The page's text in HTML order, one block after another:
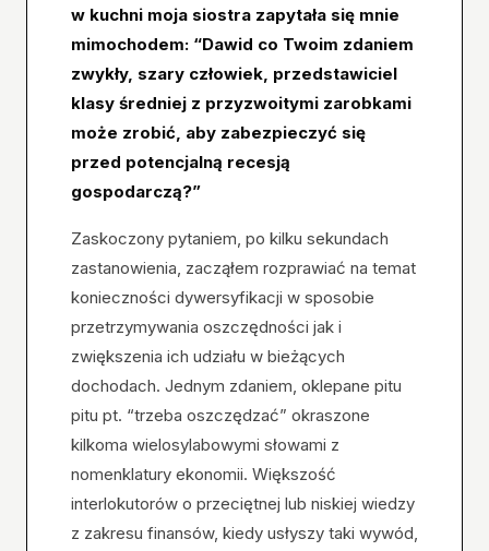
w kuchni moja siostra zapytała się mnie
mimochodem: “Dawid co Twoim zdaniem
zwykły, szary człowiek, przedstawiciel
klasy średniej z przyzwoitymi zarobkami
może zrobić, aby zabezpieczyć się
przed potencjalną recesją
gospodarczą?”
Zaskoczony pytaniem, po kilku sekundach
zastanowienia, zacząłem rozprawiać na temat
konieczności dywersyfikacji w sposobie
przetrzymywania oszczędności jak i
zwiększenia ich udziału w bieżących
dochodach. Jednym zdaniem, oklepane pitu
pitu pt. “trzeba oszczędzać” okraszone
kilkoma wielosylabowymi słowami z
nomenklatury ekonomii. Większość
interlokutorów o przeciętnej lub niskiej wiedzy
z zakresu finansów, kiedy usłyszy taki wywód,